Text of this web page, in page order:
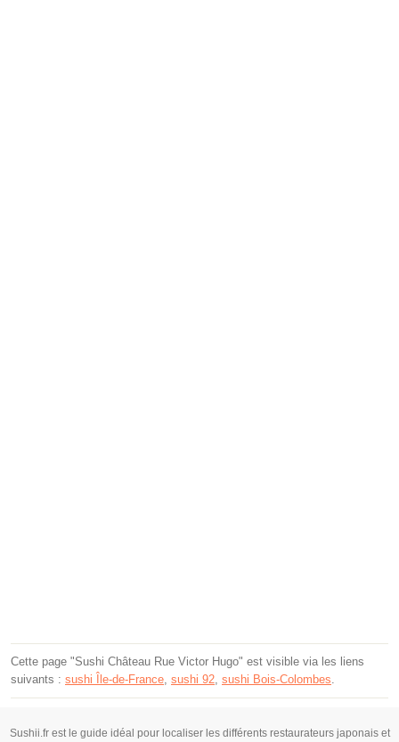
Cette page "Sushi Château Rue Victor Hugo" est visible via les liens
suivants : sushi Île-de-France, sushi 92, sushi Bois-Colombes.
Sushii.fr est le guide idéal pour localiser les différents restaurateurs japonais et